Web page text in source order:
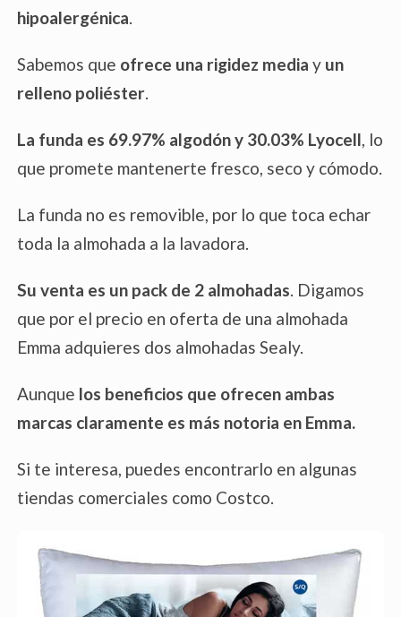
hipoalergénica.
Sabemos que ofrece una rigidez media y un
relleno poliéster.
La funda es 69.97% algodón y 30.03% Lyocell, lo
que promete mantenerte fresco, seco y cómodo.
La funda no es removible, por lo que toca echar
toda la almohada a la lavadora.
Su venta es un pack de 2 almohadas. Digamos
que por el precio en oferta de una almohada
Emma adquieres dos almohadas Sealy.
Aunque los beneficios que ofrecen ambas
marcas claramente es más notoria en Emma.
Si te interesa, puedes encontrarlo en algunas
tiendas comerciales como Costco.